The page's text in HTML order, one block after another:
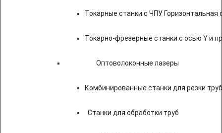
Токарные станки с ЧПУ Горизонтальная
Токарно-фрезерные станки с осью Y и
Оптоволоконные лазеры
Комбинированные станки для резки
Станки для обработки труб